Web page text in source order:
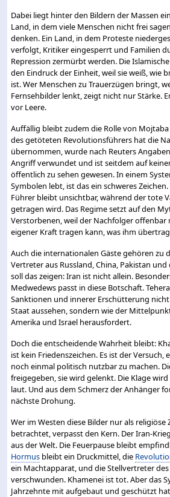
Dabei liegt hinter den Bildern der Massen
Land, in dem viele Menschen nicht frei
denken. Ein Land, in dem Proteste
verfolgt, Kritiker eingesperrt und Familien
Repression zermürbt werden. Die
den Eindruck der Einheit, weil sie weiß, wie
ist. Wer Menschen zu Trauerzügen bringt,
Fernsehbilder lenkt, zeigt nicht nur Stärke.
vor Leere.
Auffällig bleibt zudem die Rolle von Mojtaba
des getöteten Revolutionsführers hat die
übernommen, wurde nach Reuters
Angriff verwundet und ist seitdem auf
öffentlich zu sehen gewesen. In einem
Symbolen lebt, ist das ein schweres
Führer bleibt unsichtbar, während der tote
getragen wird. Das Regime setzt auf den
Verstorbenen, weil der Nachfolger offenbar
eigener Kraft tragen kann, was ihm
Auch die internationalen Gäste gehören zu
Vertreter aus Russland, China, Pakistan und
soll das zeigen: Iran ist nicht allein.
Medwedews passt in diese Botschaft.
Sanktionen und innerer Erschütterung
Staat aussehen, sondern wie der
Amerika und Israel herausfordert.
Doch die entscheidende Wahrheit bleibt:
ist kein Friedenszeichen. Es ist der Versuch,
noch einmal politisch nutzbar zu machen.
freigegeben, sie wird gelenkt. Die Klage
laut. Und aus dem Schmerz der Anhänger
nächste Drohung.
Wer im Westen diese Bilder nur als religiöse
betrachtet, verpasst den Kern. Der Iran-
aus der Welt. Die Feuerpause bleibt
Hormus bleibt ein Druckmittel, die
ein Machtapparat, und die Stellvertreter
verschwunden. Khamenei ist tot. Aber das
Jahrzehnte mit aufgebaut und geschützt